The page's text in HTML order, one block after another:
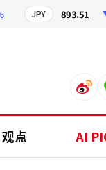
JPY 893.51
观点 AI